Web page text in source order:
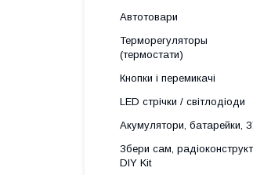
Автотовари
Терморегуляторы
(термостати)
Кнопки і перемикачі
LED стрічки / світлодіоди
Акумулятори, батарейки,
Збери сам,
DIY Kit